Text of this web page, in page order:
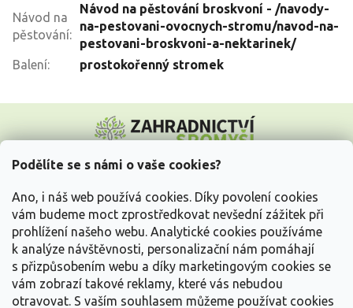
Podělíte se s námi o vaše cookies?
Ano, i náš web používá cookies. Díky povolení cookies
vám budeme moct zprostředkovat nevšední zážitek při
prohlížení našeho webu. Analytické cookies používáme
k analýze návštěvnosti, personalizační nám pomáhají
s přizpůsobením webu a díky marketingovým cookies se
vám zobrazí takové reklamy, které vás nebudou
otravovat. S vaším souhlasem můžeme používat cookies
Návod na
pěstování:
Návod na pěstování broskvoní - /navody-
na-pestovani-ovocnych-stromu/navod-na-
pestovani-broskvoni-a-nektarinek/
Balení: prostokořenný stromek
p
Vše o nákupu
Informace pro Vás
Kontakujte nás